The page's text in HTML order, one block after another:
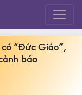
“Đức Giáo”,
báo